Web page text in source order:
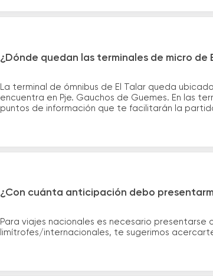
¿Dónde quedan las terminales de micro de
La terminal de ómnibus de El Talar queda
encuentra en Pje. Gauchos de Guemes. En las
puntos de información que te facilitarán la
¿Con cuánta anticipación debo
Para viajes nacionales es necesario
limítrofes/internacionales, te sugerimos